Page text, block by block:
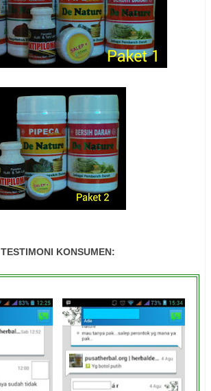
TESTIMONI KONSUMEN: